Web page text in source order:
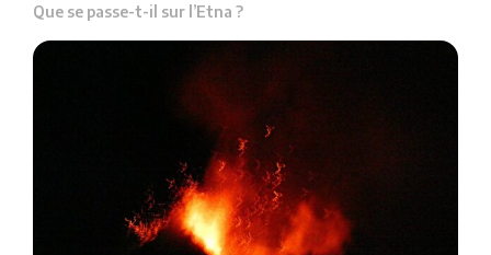
Que se passe-t-il sur l’Etna ?